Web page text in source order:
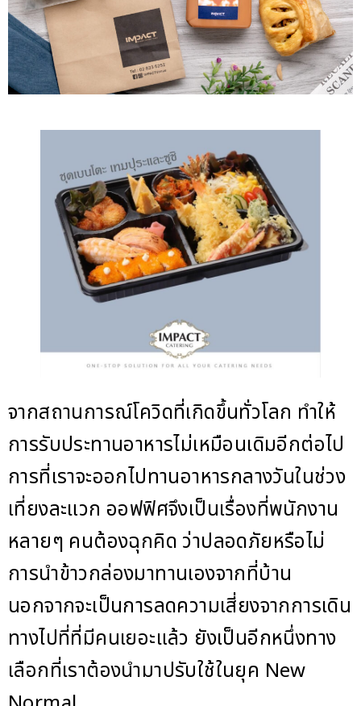
จากสถานการณ์โควิดที่เกิดขึ้นทั่วโลก ทำให้
การรับประทานอาหารไม่เหมือนเดิมอีกต่อไป
การที่เราจะออกไปทานอาหารกลางวันในช่วง
เที่ยงละแวก ออฟฟิศจึงเป็นเรื่องที่พนักงาน
หลายๆ คนต้องฉุกคิด ว่าปลอดภัยหรือไม่
การนำข้าวกล่องมาทานเองจากที่บ้าน
นอกจากจะเป็นการลดความเสี่ยงจากการเดิน
ทางไปที่ที่มีคนเยอะแล้ว ยังเป็นอีกหนึ่งทาง
เลือกที่เราต้องนำมาปรับใช้ในยุค New